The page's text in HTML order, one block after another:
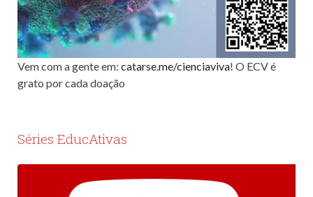
Vem com a gente em: catarse.me/cienciaviva! O ECV é
grato por cada doação
Séries EducAtivas